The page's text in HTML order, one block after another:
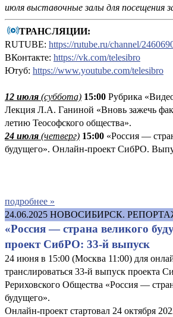
июля выставочные залы для посещения
ТРАНСЛЯЦИИ:
RUTUBE: https://rutube.ru/channel/
ВКонтакте: https://vk.com/telesibro
Ютуб: https://www.youtube.com/telesibro
12 июля (суббота) 15:00 Рубрика
Лекция Л.А. Ганиной «Вновь зажечь
летию Теософского общества».
24 июля (четверг) 15:00 «Россия —
будущего». Онлайн-проект СибРО.
подробнее »
24.06.2025 НОВОСИБИРСК.
«Россия — страна великого
проект СибРО: 33-й выпуск
24 июня в 15:00 (Москва 11:00) для
транслироваться 33-й выпуск проекта
Рериховского Общества «Россия —
будущего».
Онлайн-проект стартовал 24 октября